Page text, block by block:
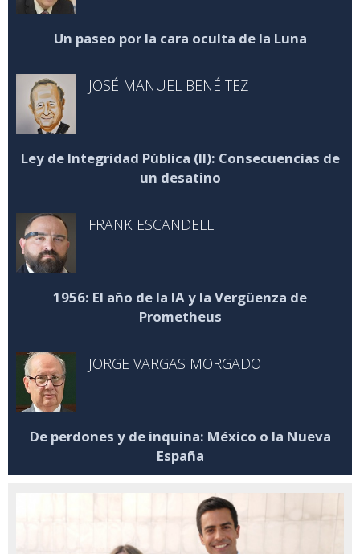
Un paseo por la cara oculta de la Luna
JOSÉ MANUEL BENÉITEZ
Ley de Integridad Pública (II): Consecuencias de
un desatino
FRANK ESCANDELL
1956: El año de la IA y la Vergüenza de
Prometheus
JORGE VARGAS MORGADO
De perdones y de inquina: México o la Nueva
España